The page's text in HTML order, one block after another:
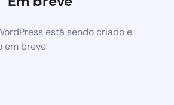
está sendo criado e
em breve